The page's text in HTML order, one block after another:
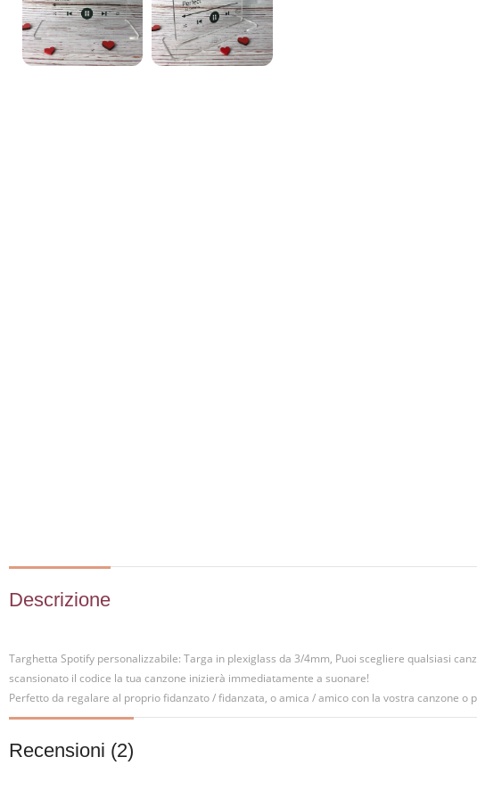
Descrizione
Targhetta Spotify personalizzabile: Targa in plexiglass da 3/4mm, Puoi scegliere qualsiasi
scansionato il codice la tua canzone inizierà immediatamente a suonare!
Perfetto da regalare al proprio fidanzato / fidanzata, o amica / amico con la vostra canzone o
Recensioni (2)